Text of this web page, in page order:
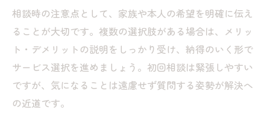
相談時の注意点として、家族や本人の希望を明確に伝え
ることが大切です。複数の選択肢がある場合は、メリッ
ト・デメリットの説明をしっかり受け、納得のいく形で
サービス選択を進めましょう。初回相談は緊張しやすい
ですが、気になることは遠慮せず質問する姿勢が解決へ
の近道です。